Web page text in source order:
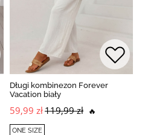
Długi kombinezon Forever
Vacation biały
59,99 zł119,99 zł 🔥
ONE SIZE